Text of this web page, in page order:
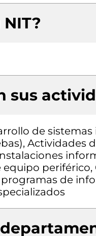
NIT?
sus
de
Actividades
de